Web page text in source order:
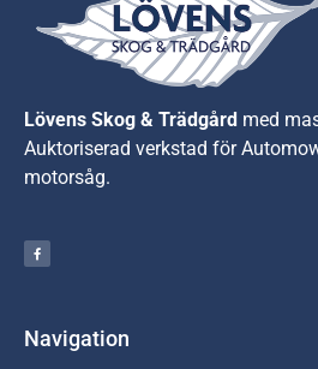
Lövens Skog & Trädgård med
Auktoriserad verkstad för
motorsåg.
Navigation